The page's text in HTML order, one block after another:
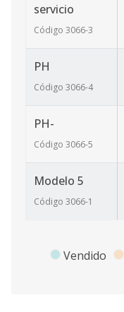
servicio
Código 3066-3
PH
Código 3066-4
PH-
Código 3066-5
Modelo 5
Código 3066-1
Vendido